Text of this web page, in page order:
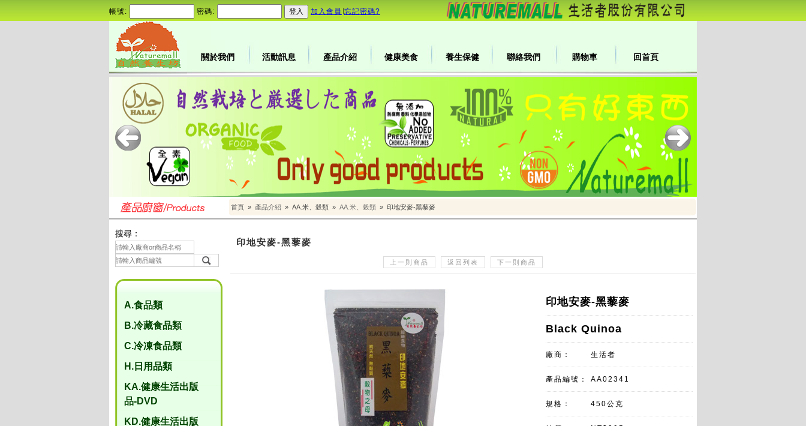
帳號: 密碼: 加入會員 忘記密碼?
關於我們 活動訊息 產品介紹 健康美食 養生保健 聯絡我們 購物車 回首頁
首頁 » 產品介紹 » AA.米、穀類 » AA.米、穀類 » 印地安麥-黑藜麥
搜尋：
A.食品類
B.冷藏食品類
C.冷凍食品類
H.日用品類
KA.健康生活出版
品-DVD
KD.健康生活出版
印地安麥-黑藜麥
上一則商品 返回列表 下一則商品
印地安麥-黑藜麥
Black Quinoa
廠商： 生活者
產品編號： AA02341
規格： 450公克